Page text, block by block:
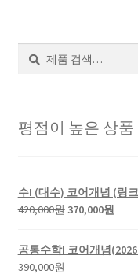
평점이 높은 상품
수I (대수) 코어개념 (링
420,000원 370,000원
공통수학I 코어개념
390,000원